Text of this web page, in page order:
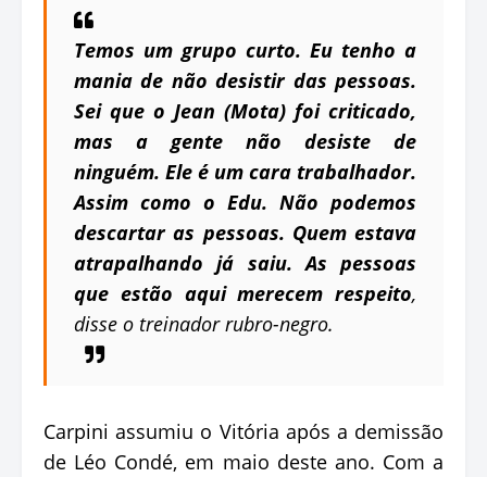
Temos um grupo curto. Eu tenho a
mania de não desistir das pessoas.
Sei que o Jean (Mota) foi criticado,
mas a gente não desiste de
ninguém. Ele é um cara trabalhador.
Assim como o Edu. Não podemos
descartar as pessoas. Quem estava
atrapalhando já saiu. As pessoas
que estão aqui merecem respeito,
disse o treinador rubro-negro.
Carpini assumiu o Vitória após a demissão
de Léo Condé, em maio deste ano. Com a